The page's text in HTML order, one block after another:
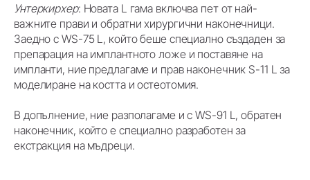
Унтеркирхер: Новата L гама включва пет от най-
важните прави и обратни хирургични наконечници.
Заедно с WS-75 L, който беше специално създаден за
препарация на имплантното ложе и поставяне на
импланти, ние предлагаме и прав наконечник S-11 L за
моделиране на костта и остеотомия.
В допълнение, ние разполагаме и с WS-91 L, обратен
наконечник, който е специално разработен за
екстракция на мъдреци.